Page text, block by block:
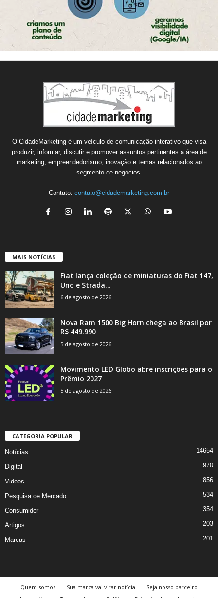
O CidadeMarketing é um veículo de comunicação interativo que visa
produzir, informar, discutir e promover assuntos pertinentes a área de
marketing, empreendedorismo, inovação e temas relacionados ao
segmento de negócios.
Contato: contato@cidademarketing.com.br
MAIS NOTÍCIAS
Fiat lança coleção de miniaturas do Fiat 147,
Uno e Strada...
6 de agosto de 2026
Nova Ram 1500 Big Horn chega ao Brasil por
R$ 449.990
5 de agosto de 2026
Movimento LED Globo abre inscrições para o
Prêmio 2027
5 de agosto de 2026
CATEGORIA POPULAR
Notícias 14654
Digital 970
Videos 856
Pesquisa de Mercado 534
Consumidor 354
Artigos 203
Marcas 201
Quem somos Sua marca vai virar notícia
Seja nosso parceiro